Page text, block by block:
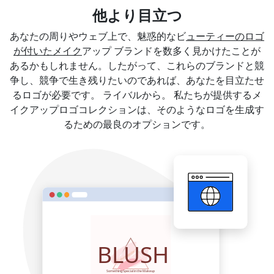
他より目立つ
あなたの周りやウェブ上で、魅惑的なビ ューティーのロゴ
が付いたメイク アップ ブランドを数多く見かけたことが
あるかもしれません。したがって、これらのブランドと競
争し、競争で生き残りたいのであれば、あなたを目立たせ
るロゴが必要です。 ライバルから。 私たちが提供するメ
イクアップロゴコレクションは、そのようなロゴを生成す
るための最良のオプションです。